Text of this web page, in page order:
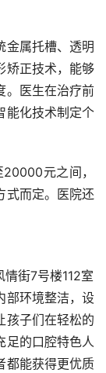
金属托槽、透明
矫正技术，能够
。医生在治疗前
能化技术制定个
元之间，
式而定。医院还
街7号楼112室
部环境整洁，设
孩子们在轻松的
足的口腔特色人
都能获得更优质